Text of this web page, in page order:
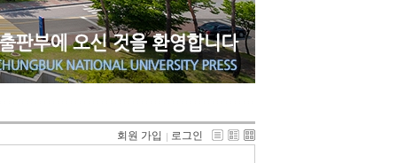
회원 가입 로그인